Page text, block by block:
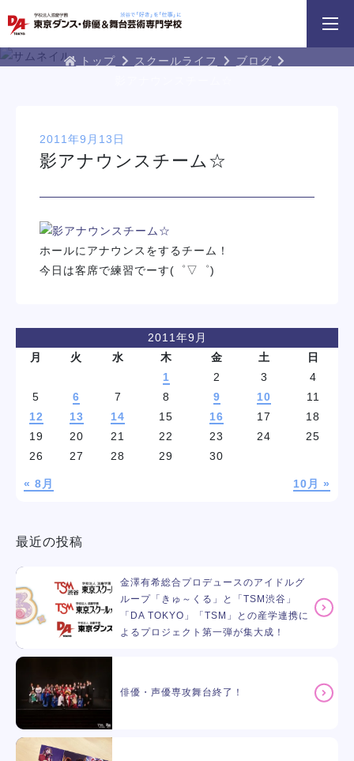
学科・専攻 資料請求 オープンキャンパス
DA TOKYOブログ
トップ スクールライフ
ブログ
2011年9月13日
影アナウンスチーム☆
ホールにアナウンスをするチーム！
今日は客席で練習でーす(゜▽゜)
2011年9月
月
火 水 木 金 土 日
« 8月 10月 »
1 2 3
4
5
6 7 8 9 10
11
12
13 14 15 16 17
18
19
20 21 22 23 24
25
26
27 28 29 30
最近の投稿
金澤有希総合プロデュースのアイドルグ
ループ「きゅ～くる」と「TSM渋谷」
「DA TOKYO」「TSM」との産学連携に
よるプロジェクト第一弾が集大成！
俳優・声優専攻舞台終了！
加してみよう！
イベント一覧を見る
学科・専攻
入学案内
スクールライフ
訪問者別